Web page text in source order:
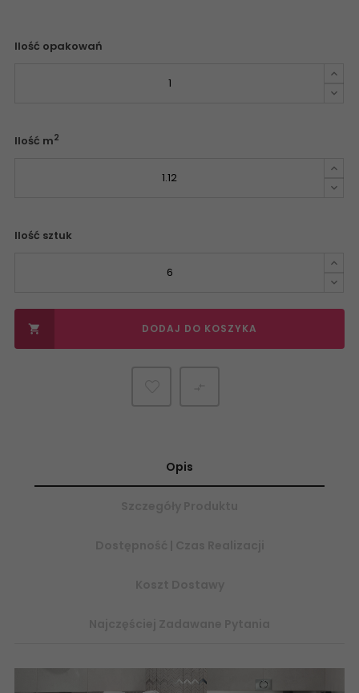
Ilość opakowań
Ilość m2
Ilość sztuk
 DODAJ DO KOSZYKA
Opis